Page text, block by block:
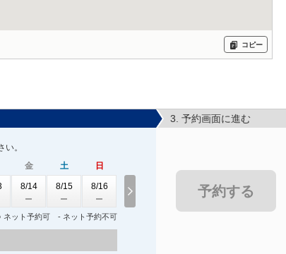
コピー
。
金
8/14
土
8/15
日
8/16
ネット予約可 - ネット予約不可
3. 予約画面に進む
予約する